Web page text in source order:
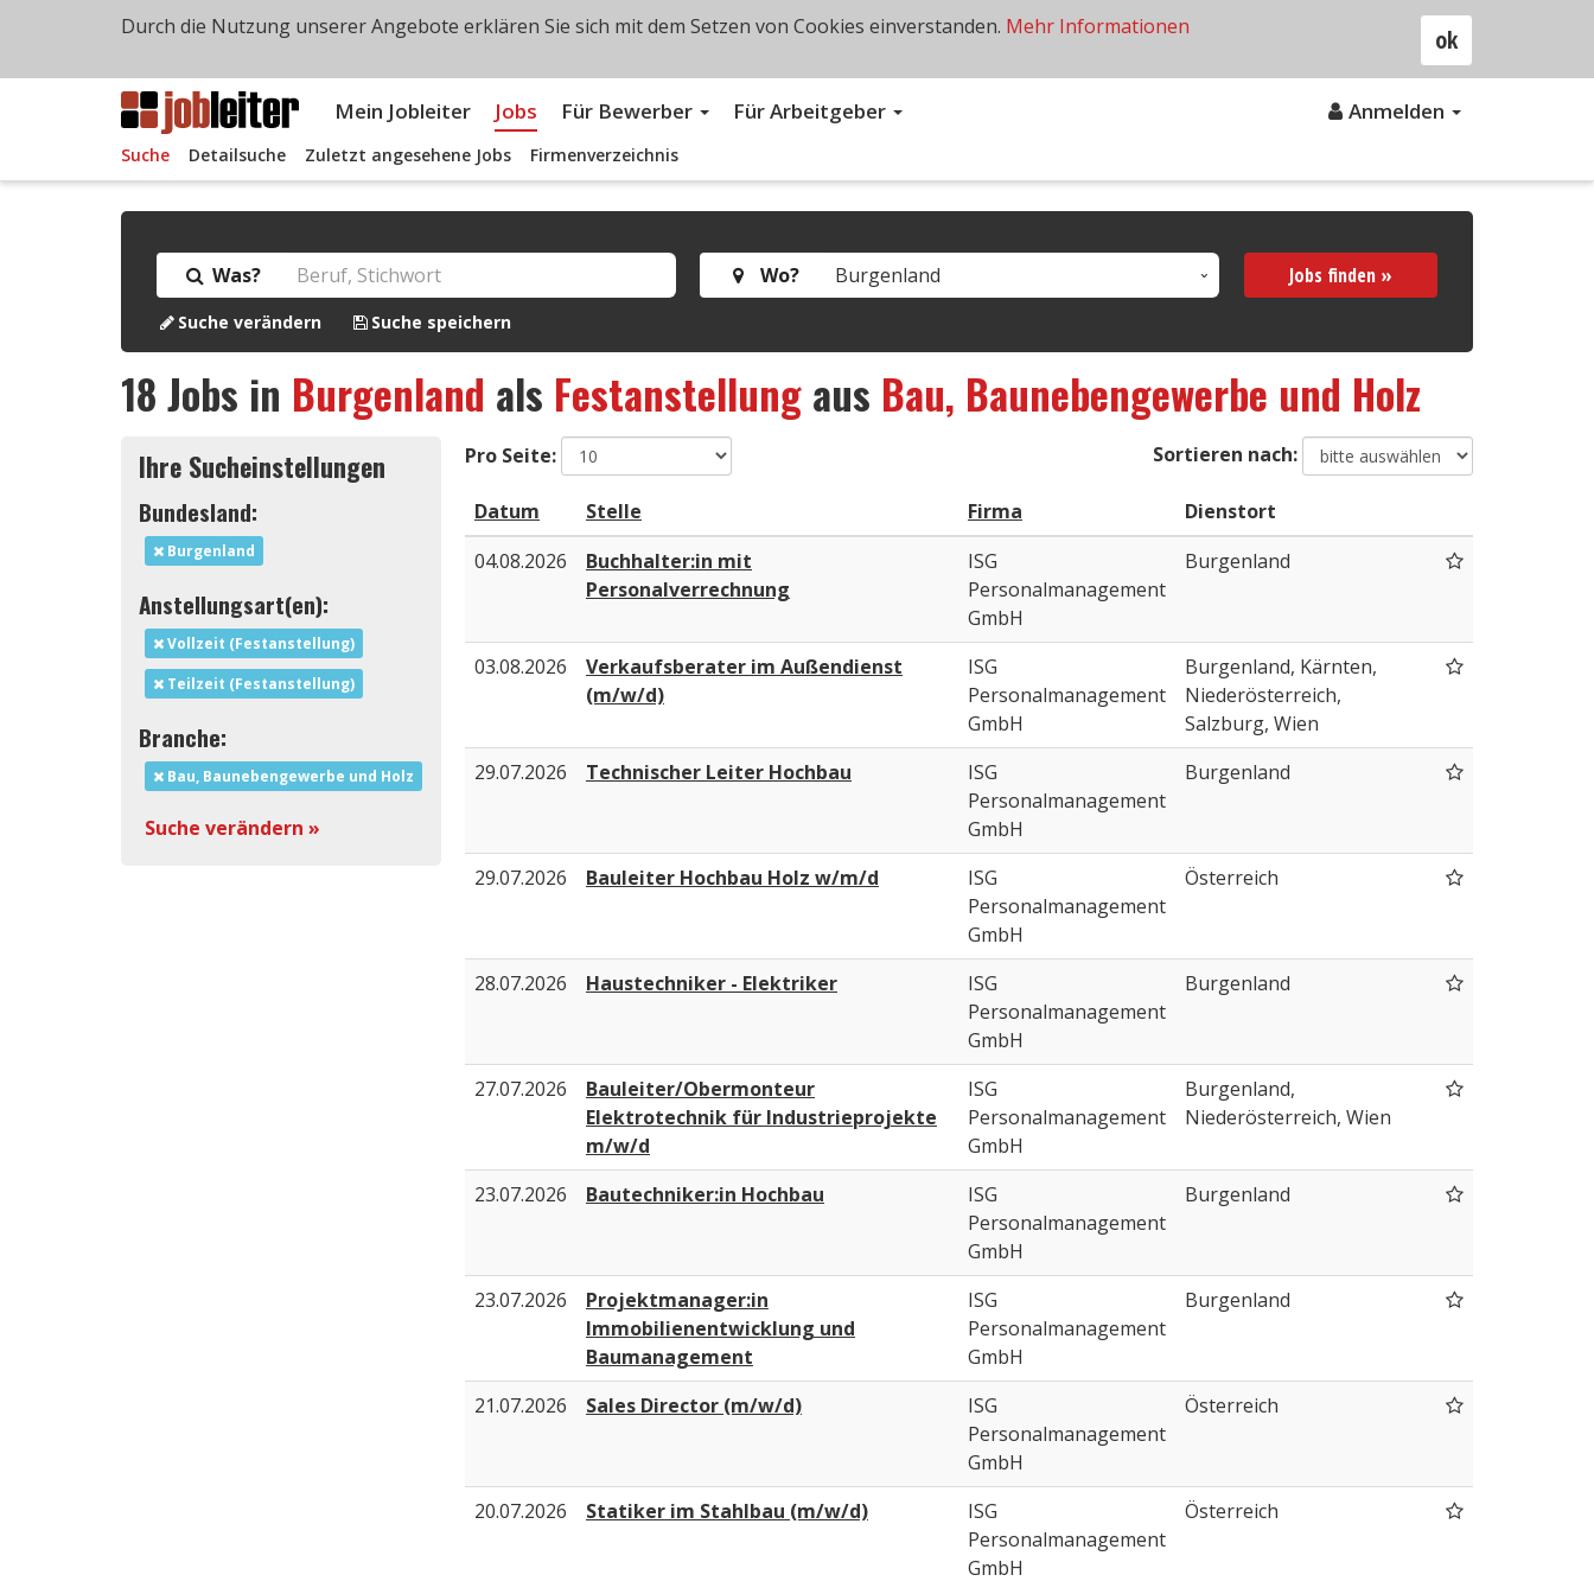
Mein Jobleiter Jobs Für Bewerber Für Arbeitgeber Anmelden
Suche Detailsuche Zuletzt angesehene Jobs Firmenverzeichnis
Was? Wo? Jobs finden »
Suche verändern Suche speichern
18Jobs in Burgenland als Festanstellungaus Bau, Baunebengewerbe und Holz
Ihre Sucheinstellungen
Bundesland:
Burgenland
Anstellungsart(en):
Vollzeit (Festanstellung)
Teilzeit (Festanstellung)
Branche:
Bau, Baunebengewerbe und Holz
Suche verändern »
Pro Seite: Sortieren nach:
Datum Stelle Firma
Dienstort
04.08.2026
Buchhalter:in mit
Personalverrechnung
ISG
Personalmanagement
GmbH
Burgenland
03.08.2026
Verkaufsberater im Außendienst
(m/w/d)
ISG
Personalmanagement
GmbH
Burgenland, Kärnten,
Niederösterreich,
Salzburg, Wien
29.07.2026
Technischer Leiter Hochbau
ISG
Personalmanagement
GmbH
Burgenland
29.07.2026 Bauleiter Hochbau Holz w/m/d
ISG
Personalmanagement
GmbH
Österreich
28.07.2026 Haustechniker - Elektriker
ISG
Personalmanagement
GmbH
Burgenland
27.07.2026
Bauleiter/Obermonteur
Elektrotechnik für Industrieprojekte
m/w/d
ISG
Personalmanagement
GmbH
Burgenland,
Niederösterreich, Wien
23.07.2026 Bautechniker:in Hochbau
ISG
Personalmanagement
GmbH
Burgenland
23.07.2026
Projektmanager:in
Immobilienentwicklung und
Baumanagement
ISG
Personalmanagement
GmbH
Burgenland
21.07.2026 Sales Director (m/w/d)
ISG
Personalmanagement
GmbH
Österreich
20.07.2026 Statiker im Stahlbau (m/w/d)
ISG
Personalmanagement
GmbH
Österreich
ok
Durch die Nutzung unserer Angebote erklären Sie sich mit dem Setzen von Cookies einverstanden. Mehr Informationen